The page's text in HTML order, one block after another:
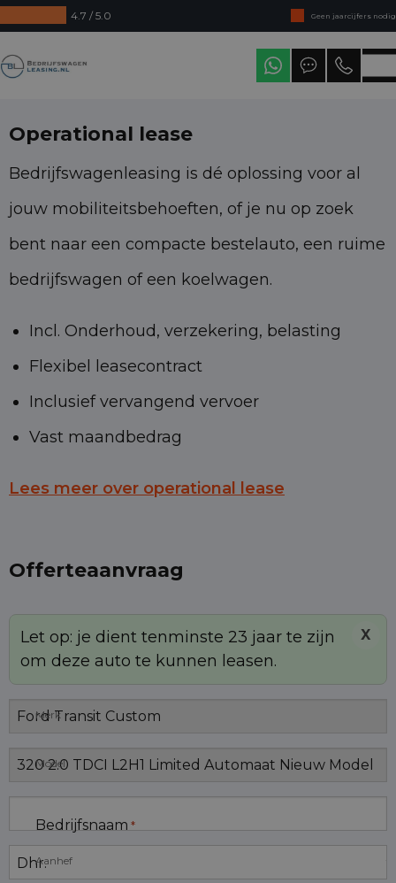
4.7 / 5.0
Geen jaarcijfers nodig
Direct uit voorraad leverbaar
Levering in heel Nederland
Operational lease
Bedrijfswagenleasing is dé oplossing voor al
jouw mobiliteitsbehoeften, of je nu op zoek
bent naar een compacte bestelauto, een ruime
bedrijfswagen of een koelwagen.
Incl. Onderhoud, verzekering, belasting
Flexibel leasecontract
Inclusief vervangend vervoer
Vast maandbedrag
Lees meer over operational lease
Offerteaanvraag
Let op: je dient tenminste 23 jaar te zijn
om deze auto te kunnen leasen.
X
Merk
Model
Bedrijfsnaam *
Aanhef